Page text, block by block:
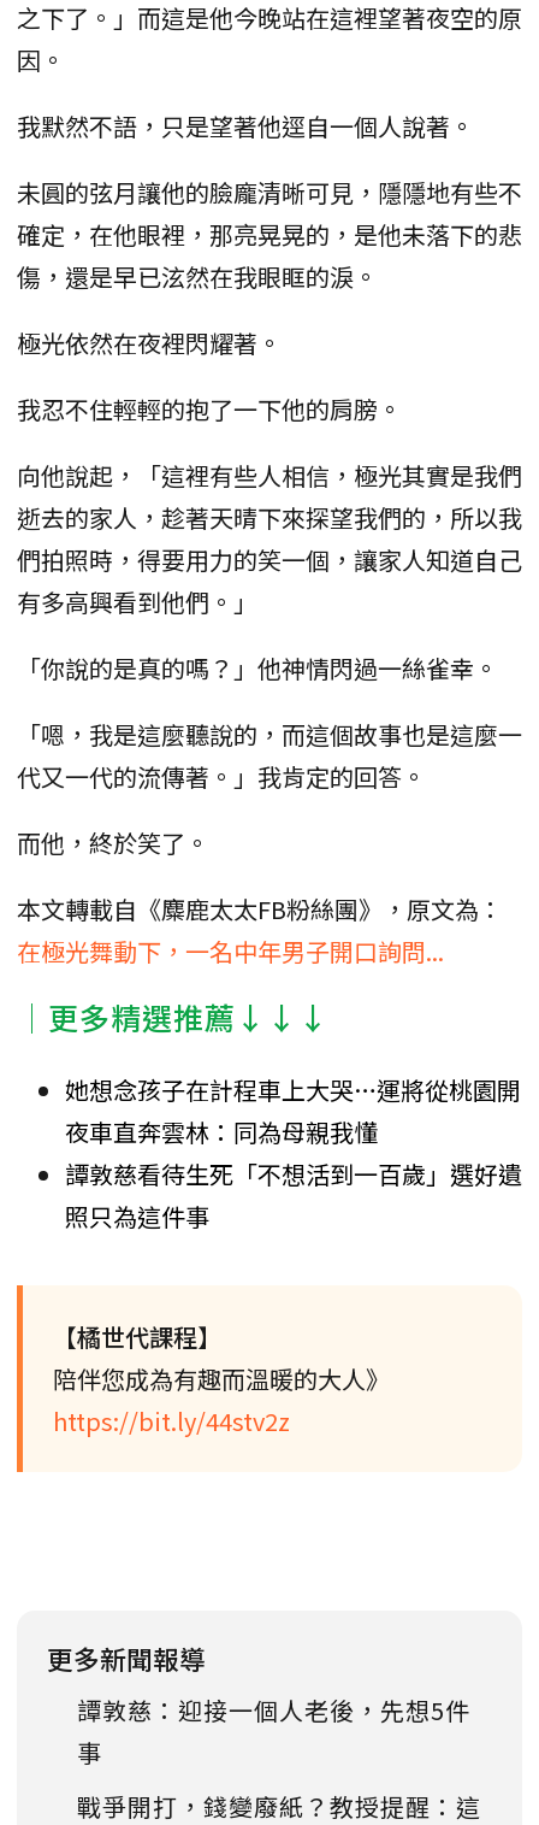
之下了。」而這是他今晚站在這裡望著夜空的原
因。
我默然不語，只是望著他逕自一個人說著。
未圓的弦月讓他的臉龐清晰可見，隱隱地有些不
確定，在他眼裡，那亮晃晃的，是他未落下的悲
傷，還是早已泫然在我眼眶的淚。
極光依然在夜裡閃耀著。
我忍不住輕輕的抱了一下他的肩膀。
向他說起，「這裡有些人相信，極光其實是我們
逝去的家人，趁著天晴下來探望我們的，所以我
們拍照時，得要用力的笑一個，讓家人知道自己
有多高興看到他們。」
「你說的是真的嗎？」他神情閃過一絲雀幸。
「嗯，我是這麼聽說的，而這個故事也是這麼一
代又一代的流傳著。」我肯定的回答。
而他，終於笑了。
本文轉載自《麋鹿太太FB粉絲團》，原文為：
在極光舞動下，一名中年男子開口詢問...
│更多精選推薦↓↓↓
她想念孩子在計程車上大哭…運將從桃園開
夜車直奔雲林：同為母親我懂
譚敦慈看待生死「不想活到一百歲」選好遺
照只為這件事
【橘世代課程】
陪伴您成為有趣而溫暖的大人》
https://bit.ly/44stv2z
更多新聞報導
譚敦慈：迎接一個人老後，先想5件
事
戰爭開打，錢變廢紙？教授提醒：這